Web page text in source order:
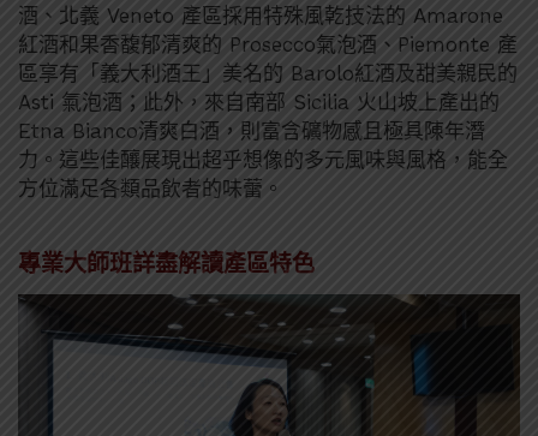
酒、北義 Veneto 產區採用特殊風乾技法的 Amarone
紅酒和果香馥郁清爽的 Prosecco氣泡酒、Piemonte 產
區享有「義大利酒王」美名的 Barolo紅酒及甜美親民的
Asti 氣泡酒；此外，來自南部 Sicilia 火山坡上產出的
Etna Bianco清爽白酒，則富含礦物感且極具陳年潛
力。這些佳釀展現出超乎想像的多元風味與風格，能全
方位滿足各類品飲者的味蕾。
專業大師班詳盡解讀產區特色